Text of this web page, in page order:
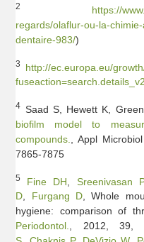
2
https://
regards/olaflur-ou-la-
dentaire-983/)
3
http://ec.europa.eu/
4 Saad S, Hewett K,
biofilm model to
compounds.
, Appl
7865-7875
5 Fine DH Sreenivasan
D, Furgang D, Whole
hygiene: comparison of
Periodontol., 2012, 39,